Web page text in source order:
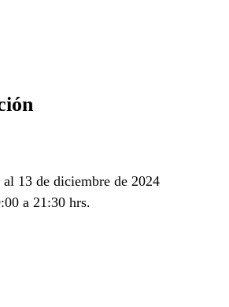
13 de diciembre de 2024
a 21:30 hrs.